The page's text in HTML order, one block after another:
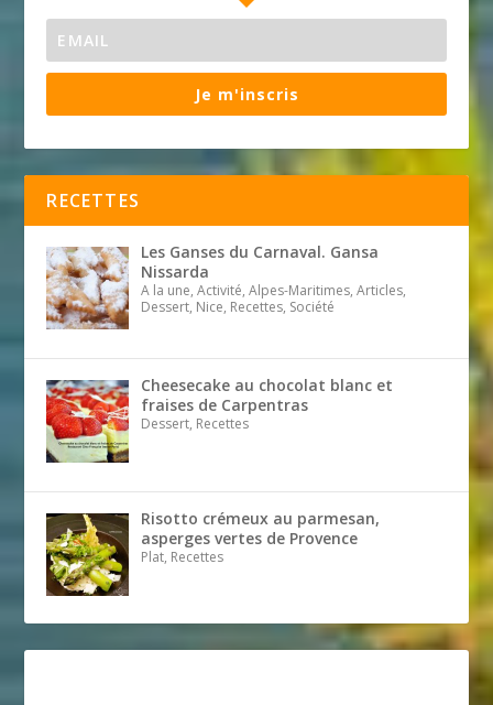
Je m'inscris
RECETTES
Les Ganses du Carnaval. Gansa
Nissarda
A la une, Activité, Alpes-Maritimes, Articles,
Dessert, Nice, Recettes, Société
Cheesecake au chocolat blanc et
fraises de Carpentras
Dessert, Recettes
Risotto crémeux au parmesan,
asperges vertes de Provence
Plat, Recettes